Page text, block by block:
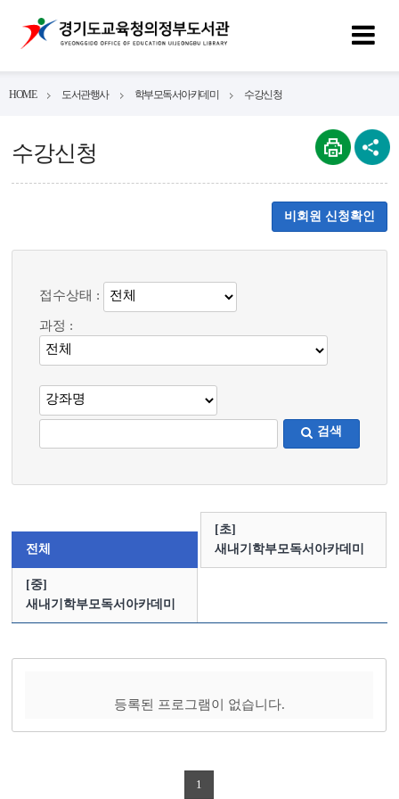
HOME 도서관행사 학부모독서아카데미 수강신청
수강신청
비회원 신청확인
접수상태 :
과정 :
검색
전체
[초]
새내기학부모독서아카데미
[중]
새내기학부모독서아카데미
등록된 프로그램이 없습니다.
1